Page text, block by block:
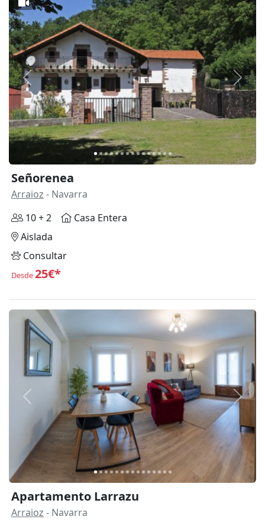
Anterior
Señorenea
Arraioz - Navarra
10 + 2
Casa Entera
Aislada
Consultar
Desde25€*
Anterior
Apartamento Larrazu
Arraioz - Navarra